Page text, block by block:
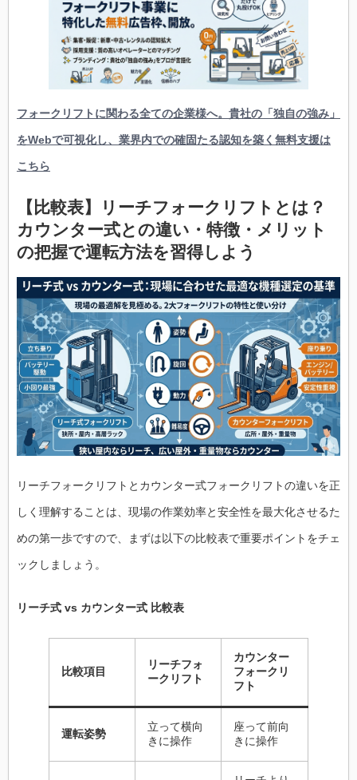
フォークリフトに関わる全ての企業様へ。貴社の「独自の強み」
をWebで可視化し、業界内での確固たる認知を築く無料支援は
こちら
【比較表】リーチフォークリフトとは？
カウンター式との違い・特徴・メリット
の把握で運転方法を習得しよう
リーチフォークリフトとカウンター式フォークリフトの違いを正
しく理解することは、現場の作業効率と安全性を最大化させるた
めの第一歩ですので、まずは以下の比較表で重要ポイントをチェ
ックしましょう。
リーチ式 vs カウンター式 比較表
比較項目
リーチフォ
ークリフト
カウンター
フォークリ
フト
運転姿勢
立って横向
きに操作
座って前向
きに操作